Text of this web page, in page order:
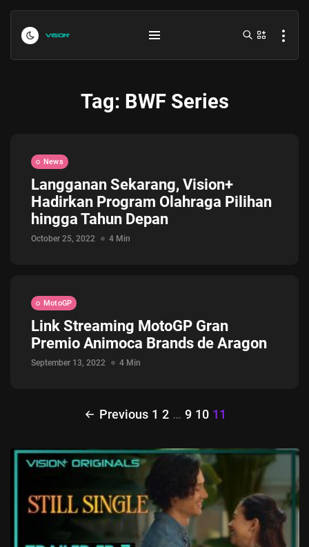
Indonesia vs Kamboja Hari Ini...
July 27, 2026 4 Min
Jadwal ASEAN Hyundai Cup 2026...
July 22, 2026 3 Min
Tag: BWF Series
News
Langganan Sekarang, Vision+
Hadirkan Program Olahraga Pilihan
hingga Tahun Depan
October 25, 2022 4 Min
MotoGP
Link Streaming MotoGP Gran
Premio Animoca Brands de Aragon
September 13, 2022 4 Min
Previous 1 2 … 9 10 11